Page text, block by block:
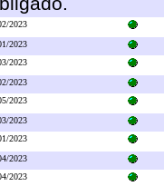
2023
2023
2023
2023
2023
2023
2023
2023
2023